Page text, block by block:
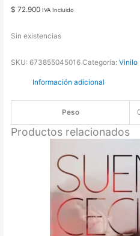
$ 72.900 IVA Incluido
Sin existencias
SKU:673855045016 Categoría:Vinilo
Información adicional
Peso
Productos relacionados